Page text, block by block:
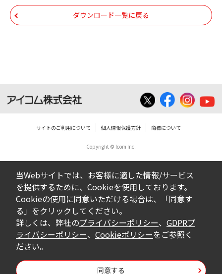
いは無償を問わず、第三者に譲渡あるいは
使用させる事ができません。
ダウンロードした取扱説明書等に使用され
の転用は一切出来ません。
ダウンロードした取扱説明書およびその他す
べての掲載物の変更は一切行わないでくださ
い。お客様による内容の変更により、何らか
の欠陥が生じたとしても、弊社では一切の保
証をいたしません。また、内容の変更の結
果、万一お客様に損害が生じたとしても、弊
社及び販売店等は一切の責任を負いません。
掲載の取扱説明書等は、製品発売当時の内容
になっております。内容において、法律、仕
ダウンロード一覧に戻る
サイトのご利用について 個人情報保護方針 商標について
Copyright © Icom Inc.
当Webサイトでは、お客様に適した情報/サービス
を提供するために、Cookieを使用しております。
Cookieの使用に同意いただける場合は、「同意す
る」をクリックしてください。
詳しくは、弊社のプライバシーポリシー、 GDPRプ
ライバシーポリシー、 Cookieポリシーをご参照く
ださい。
同意する